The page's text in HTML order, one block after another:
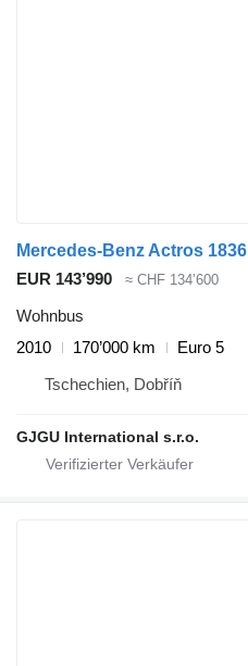
Mercedes-Benz Actros 1836
EUR 143’990
≈ CHF 134’600
Wohnbus
2010
170’000 km
Euro 5
Tschechien, Dobříň
GJGU International s.r.o.